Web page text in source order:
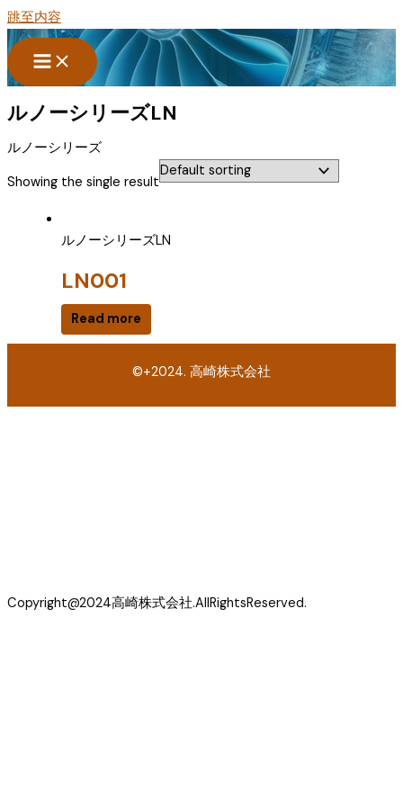
跳至内容
ルノーシリーズLN
ルノーシリーズ
Showing the single result
ルノーシリーズLN
LN001
Read more
©+2024. 高崎株式会社
Copyright@2024高崎株式会社.AllRightsReserved.